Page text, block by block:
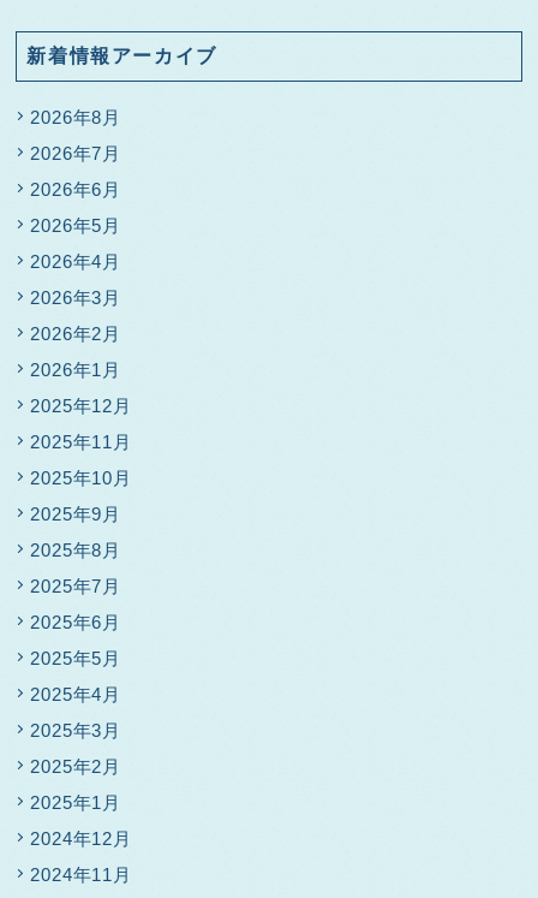
新着情報アーカイブ
2026年8月
2026年7月
2026年6月
2026年5月
2026年4月
2026年3月
2026年2月
2026年1月
2025年12月
2025年11月
2025年10月
2025年9月
2025年8月
2025年7月
2025年6月
2025年5月
2025年4月
2025年3月
2025年2月
2025年1月
2024年12月
2024年11月